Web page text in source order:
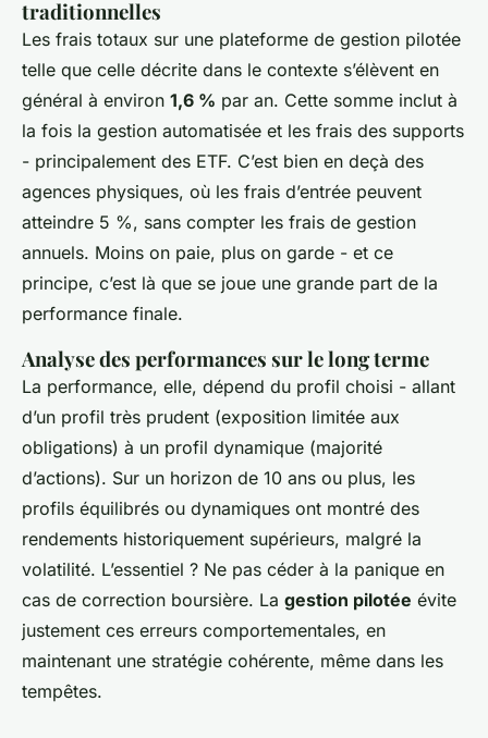
traditionnelles
Les frais totaux sur une plateforme de gestion pilotée
telle que celle décrite dans le contexte s’élèvent en
général à environ 1,6 % par an. Cette somme inclut à
la fois la gestion automatisée et les frais des supports
- principalement des ETF. C’est bien en deçà des
agences physiques, où les frais d’entrée peuvent
atteindre 5 %, sans compter les frais de gestion
annuels. Moins on paie, plus on garde - et ce
principe, c’est là que se joue une grande part de la
performance finale.
Analyse des performances sur le long terme
La performance, elle, dépend du profil choisi - allant
d’un profil très prudent (exposition limitée aux
obligations) à un profil dynamique (majorité
d’actions). Sur un horizon de 10 ans ou plus, les
profils équilibrés ou dynamiques ont montré des
rendements historiquement supérieurs, malgré la
volatilité. L’essentiel ? Ne pas céder à la panique en
cas de correction boursière. La gestion pilotée évite
justement ces erreurs comportementales, en
maintenant une stratégie cohérente, même dans les
tempêtes.